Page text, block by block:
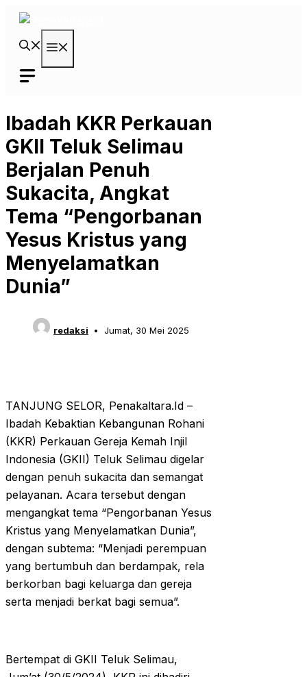
Langsung
Ibadah KKR Perkauan
GKII Teluk Selimau
Berjalan Penuh
Sukacita, Angkat
Tema “Pengorbanan
Yesus Kristus yang
Menyelamatkan
Dunia”
redaksi Jumat, 30 Mei 2025
TANJUNG SELOR, Penakaltara.Id –
Ibadah Kebaktian Kebangunan Rohani
(KKR) Perkauan Gereja Kemah Injil
Indonesia (GKII) Teluk Selimau digelar
dengan penuh sukacita dan semangat
pelayanan. Acara tersebut dengan
mengangkat tema “Pengorbanan Yesus
Kristus yang Menyelamatkan Dunia”,
dengan subtema: “Menjadi perempuan
yang bertumbuh dan berdampak, rela
berkorban bagi keluarga dan gereja
serta menjadi berkat bagi semua”.
Bertempat di GKII Teluk Selimau,